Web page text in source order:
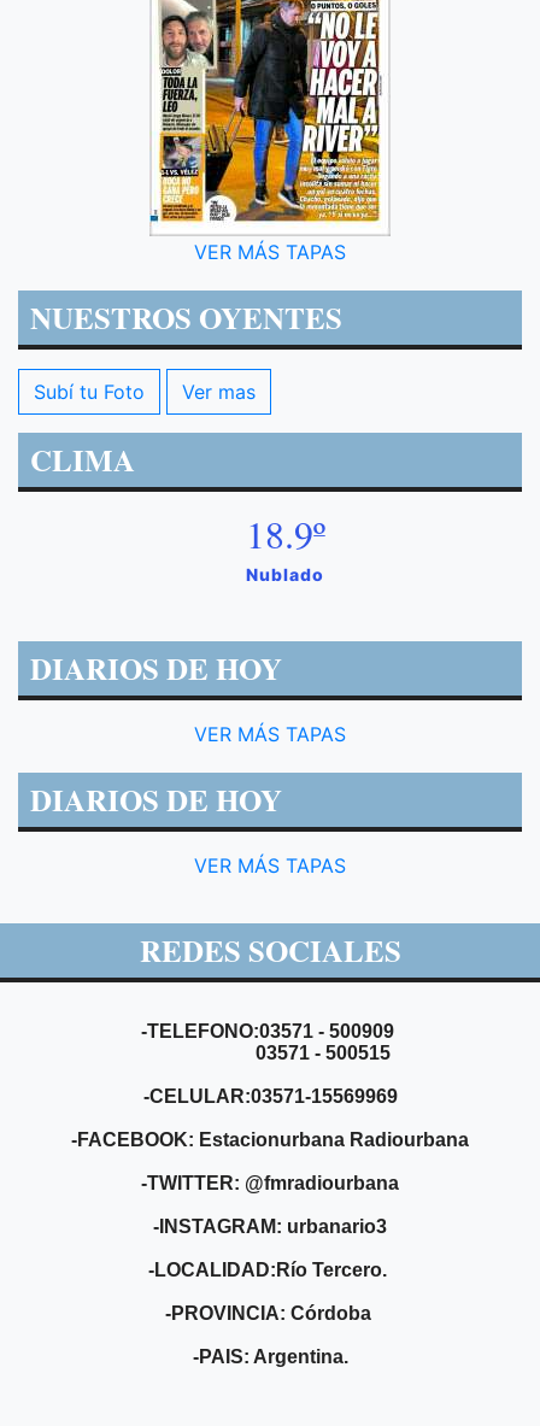
VER MÁS TAPAS
NUESTROS OYENTES
Subí tu Foto Ver mas
CLIMA
18.9º
Nublado
DIARIOS DE HOY
VER MÁS TAPAS
DIARIOS DE HOY
VER MÁS TAPAS
REDES SOCIALES
-TELEFONO:03571 - 500909
03571 - 500515
-CELULAR:03571-15569969
-FACEBOOK: Estacionurbana Radiourbana
-TWITTER: @fmradiourbana
-INSTAGRAM: urbanario3
-LOCALIDAD:Río Tercero.
-PROVINCIA: Córdoba
-PAIS: Argentina.